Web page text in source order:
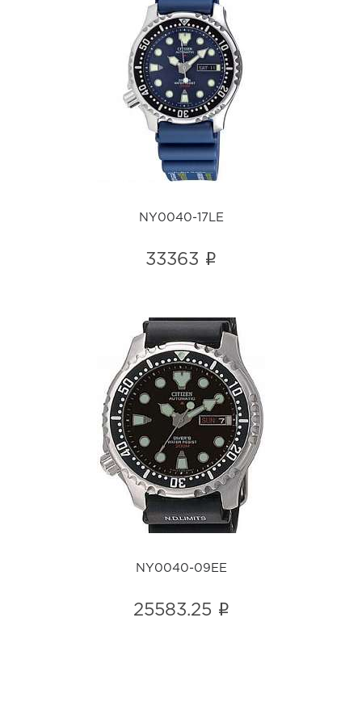
NY0040-17LE
i
NY0040-17LE
33363 i
NY0040-09EE
i
NY0040-09EE
25583.25 i